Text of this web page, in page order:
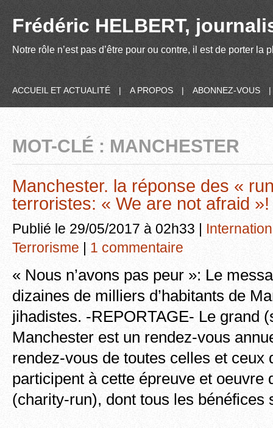
Frédéric HELBERT,
Notre rôle n’est pas d’être pour ou contre, il est de porter
ACCUEIL ET ACTUALITÉ | A PROPOS | ABONNEZ-VOUS |
MOT-CLÉ : MANCHESTER
Manchester. la réponse des «
terroristes: « We are not afraid »!
Publié le 29/05/2017 à 02h33 |
Terrorisme | 1 commentaire
« Nous n’avons pas peur »: Le
dizaines de milliers d’habitants de
jihadistes. -REPORTAGE- Le grand
Manchester est un rendez-vous
rendez-vous de toutes celles et ceux
participent à cette épreuve et oeuvre
(charity-run), dont tous les